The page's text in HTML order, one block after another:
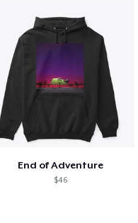
End of Adventure
$46